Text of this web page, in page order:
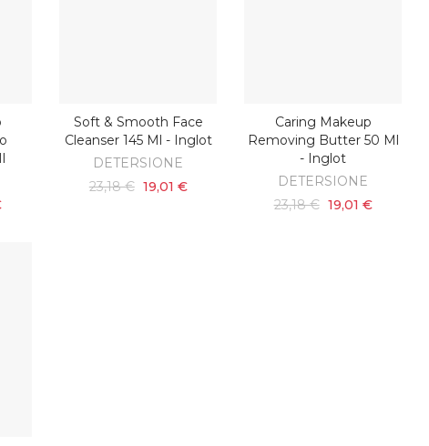
AGGIUNGI AL CARRELLO
Soft & Smooth Face
Cleanser 145 Ml - Inglot
DETERSIONE
23,18 € 19,01 €
AGGIUNGI AL CARRELLO
Caring Makeup
Removing Butter 50 Ml
- Inglot
DETERSIONE
23,18 € 19,01 €